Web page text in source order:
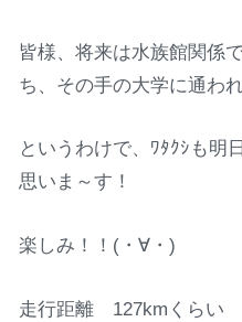
皆様、将来は水族館関係
ち、その手の大学に通わ
というわけで、ﾜﾀｸｼも明
思いま～す！
楽しみ！！(・∀・)
走行距離 127kmくらい